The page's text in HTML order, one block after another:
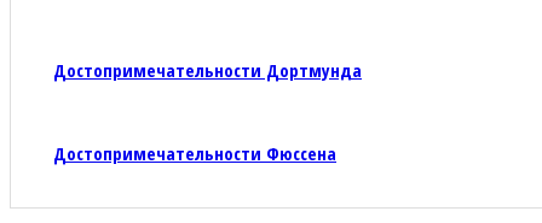
Достопримечательности Дортмунда
Достопримечательности Фюссена